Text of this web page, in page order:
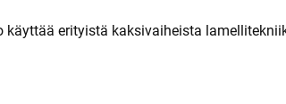
erityistä kaksivaiheista